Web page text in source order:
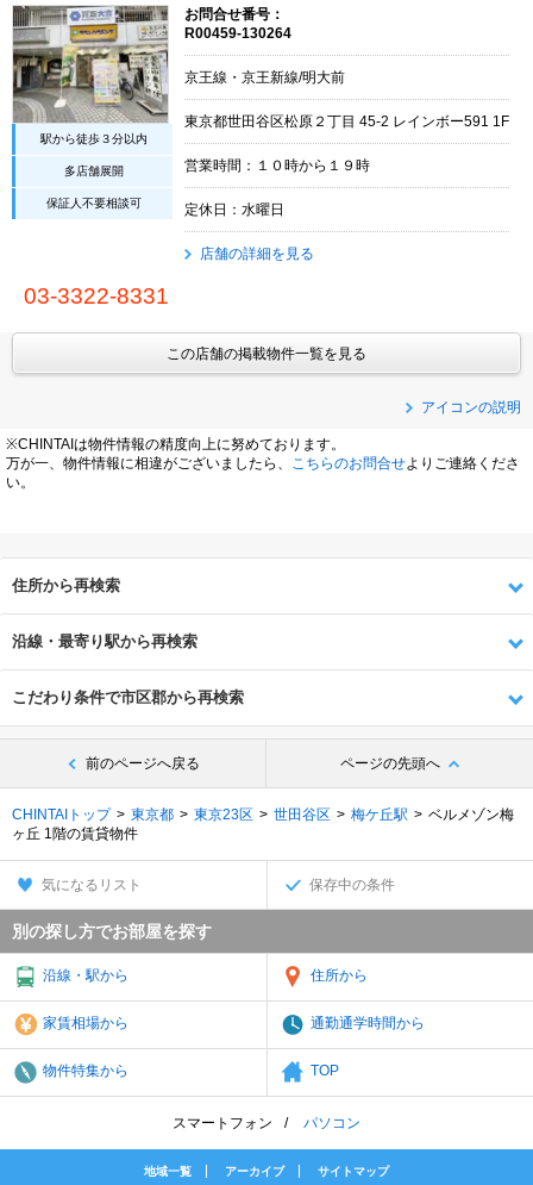
駅から徒歩３分以内
多店舗展開
保証人不要相談可
お問合せ番号：
R00459-130264
京王線・京王新線/明大前
東京都世田谷区松原２丁目 45-2 レインボー591 1F
営業時間：１０時から１９時
定休日：水曜日
店舗の詳細を見る
03-3322-8331
この店舗の掲載物件一覧を見る
アイコンの説明
※CHINTAIは物件情報の精度向上に努めております。
万が一、物件情報に相違がございましたら、
こちらのお問合せよりご連絡くださ
い。
住所から再検索
沿線・最寄り駅から再検索
こだわり条件で市区郡から再検索
前のページへ戻る ページの先頭へ
CHINTAIトップ 東京都 東京23区 世田谷区 梅ケ丘駅
ベルメゾン梅
ヶ丘 1階の賃貸物件
気になるリスト 保存中の条件
別の探し方でお部屋を探す
沿線・駅から 住所から
家賃相場から 通勤通学時間から
物件特集から TOP
スマートフォン パソコン
地域一覧 アーカイブ
サイトマップ